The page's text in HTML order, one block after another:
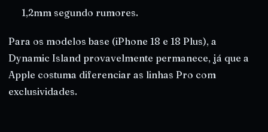
1,2mm segundo rumores.
Para os modelos base (iPhone 18 e 18 Plus), a
Dynamic Island provavelmente permanece, já que a
Apple costuma diferenciar as linhas Pro com
exclusividades.